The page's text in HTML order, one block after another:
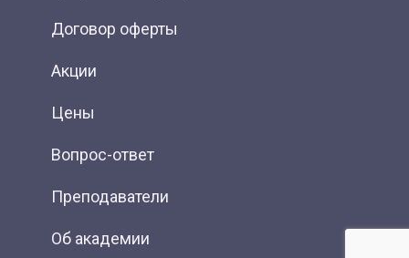
Договор оферты
Акции
Цены
Вопрос-ответ
Преподаватели
Об академии